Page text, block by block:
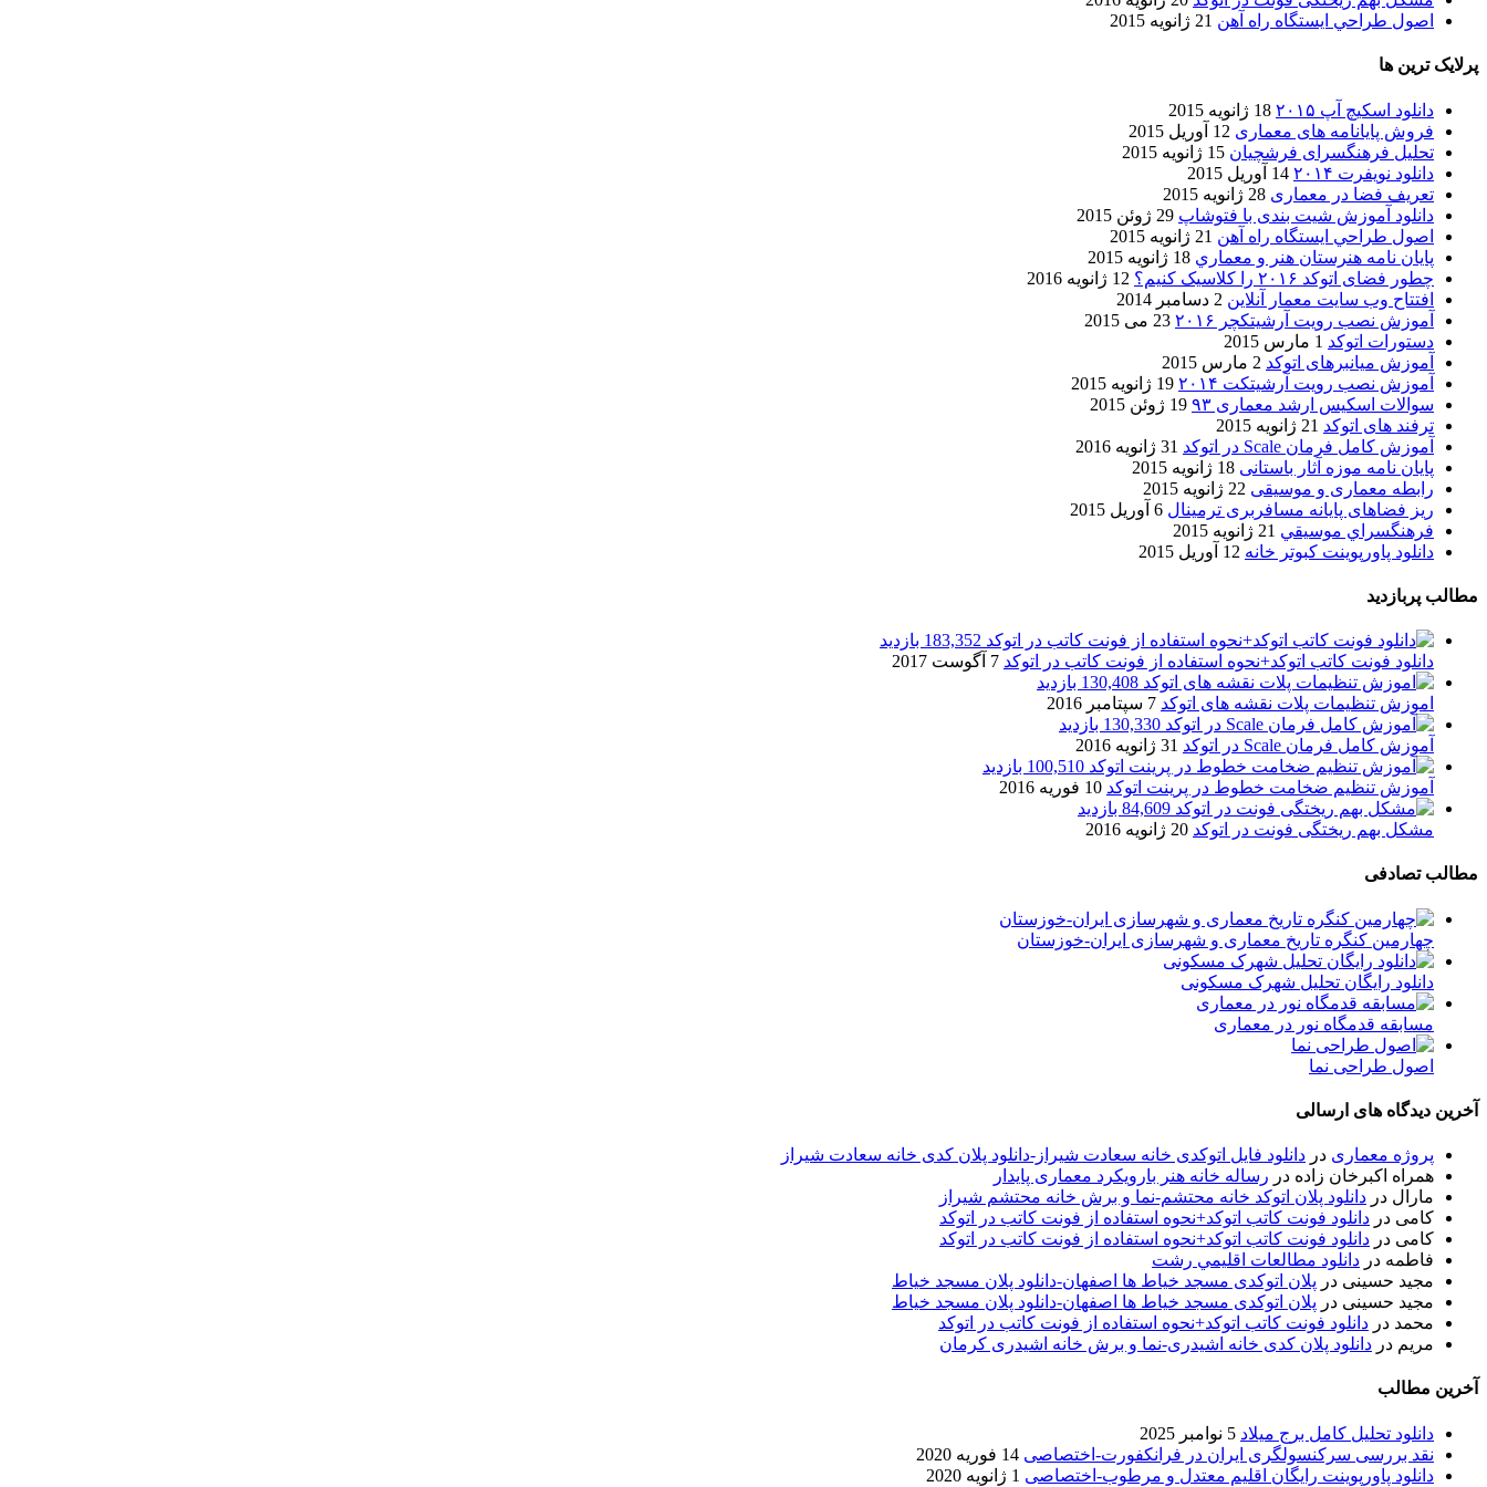
اصول طراحي ایستگاه راه آهن 21 ژانویه 2015
پرلایک ترین ها
دانلود اسکیچ آپ ۲۰۱۵
18 ژانویه 2015
فروش پایانامه های معماری 12 آوریل 2015
تحلیل فرهنگسرای فرشچیان 15 ژانویه 2015
دانلود نویفرت ۲۰۱۴
14 آوریل 2015
تعریف فضا در معماری 28 ژانویه 2015
دانلود آموزش شیت بندی با فتوشاپ 29 ژوئن 2015
اصول طراحي ایستگاه راه آهن 21 ژانویه 2015
پایان نامه هنرستان هنر و معماري 18 ژانویه 2015
چطور فضای اتوکد ۲۰۱۶ را کلاسیک کنیم؟
12 ژانویه 2016
افتتاح وب سایت معمار آنلاین 2 دسامبر 2014
آموزش نصب رویت آرشیتکچر ۲۰۱۶
23 می 2015
دستورات اتوکد 1 مارس 2015
آموزش میانبرهای اتوکد 2 مارس 2015
آموزش نصب رویت آرشیتکت ۲۰۱۴
19 ژانویه 2015
سوالات اسکیس ارشد معماری ۹۳
19 ژوئن 2015
ترفند های اتوکد 21 ژانویه 2015
آموزش کامل فرمان Scale در اتوکد
31 ژانویه 2016
پایان نامه موزه آثار باستانی 18 ژانویه 2015
رابطه معماری و موسیقی 22 ژانویه 2015
ریز فضاهای پایانه مسافربری ترمینال 6 آوریل 2015
فرهنگسراي موسيقي 21 ژانویه 2015
دانلود پاورپوینت کبوتر خانه 12 آوریل 2015
مطالب پربازدید
183,352 بازدید
دانلود فونت کاتب اتوکد+نحوه استفاده از فونت کاتب در اتوکد 7 آگوست 2017
130,408 بازدید
اموزش تنظیمات پلات نقشه های اتوکد 7 سپتامبر 2016
130,330 بازدید
آموزش کامل فرمان Scale در اتوکد
31 ژانویه 2016
100,510 بازدید
آموزش تنظیم ضخامت خطوط در پرینت اتوکد 10 فوریه 2016
84,609 بازدید
مشکل بهم ریختگی فونت در اتوکد 20 ژانویه 2016
مطالب تصادفی
چهارمین کنگره تاریخ معماری و شهرسازی ایران-خوزستان
دانلود رایگان تحلیل شهرک مسکونی
مسابقه قدمگاه نور در معماری
اصول طراحی نما
آخرین دیدگاه های ارسالی
پروژه معماری در دانلود فایل اتوکدی خانه سعادت شیراز-دانلود پلان کدی خانه سعادت شیراز
همراه اکبرخان زاده در رساله خانه هنر بارویکرد معماری پایدار
مارال در دانلود پلان اتوکد خانه محتشم-نما و برش خانه محتشم شیراز
کامی در دانلود فونت کاتب اتوکد+نحوه استفاده از فونت کاتب در اتوکد
کامی در دانلود فونت کاتب اتوکد+نحوه استفاده از فونت کاتب در اتوکد
فاطمه در دانلود مطالعات اقليمي رشت
مجید حسینی در پلان اتوکدی مسجد خیاط ها اصفهان-دانلود پلان مسجد خیاط
مجید حسینی در پلان اتوکدی مسجد خیاط ها اصفهان-دانلود پلان مسجد خیاط
محمد در دانلود فونت کاتب اتوکد+نحوه استفاده از فونت کاتب در اتوکد
مریم در دانلود پلان کدی خانه اشیدری-نما و برش خانه اشیدری کرمان
آخرین مطالب
دانلود تحلیل کامل برج میلاد 5 نوامبر 2025
نقد بررسی سرکنسولگری ایران در فرانکفورت-اختصاصی 14 فوریه 2020
دانلود پاورپوینت رایگان اقلیم معتدل و مرطوب-اختصاصی 1 ژانویه 2020